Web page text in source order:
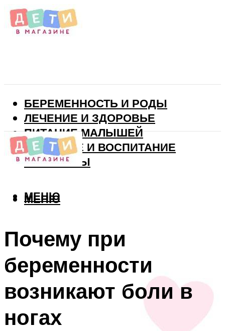
БЕРЕМЕННОСТЬ И РОДЫ
ЛЕЧЕНИЕ И ЗДОРОВЬЕ
ПИТАНИЕ МАЛЫШЕЙ
РАЗВИТИЕ И ВОСПИТАНИЕ
ВИТАМИНЫ
МЕНЮ
МЕНЮ
Почему при
беременности
возникают боли в
ногах